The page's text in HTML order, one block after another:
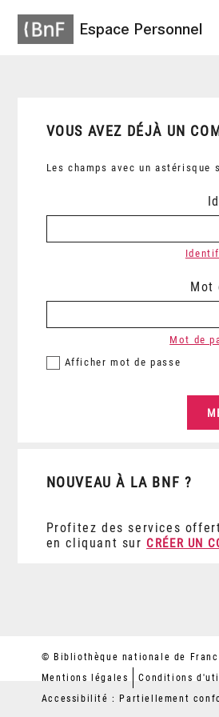
Espace Personnel
VOUS AVEZ DÉJÀ UN
Les champs avec un astérisque
Mot
Afficher mot de passe
Mot de
NOUVEAU À LA BNF ?
Profitez des services
en cliquant sur CRÉER UN
© Bibliothèque nationale de
Mentions légales
Conditions
Accessibilité : Partiellement